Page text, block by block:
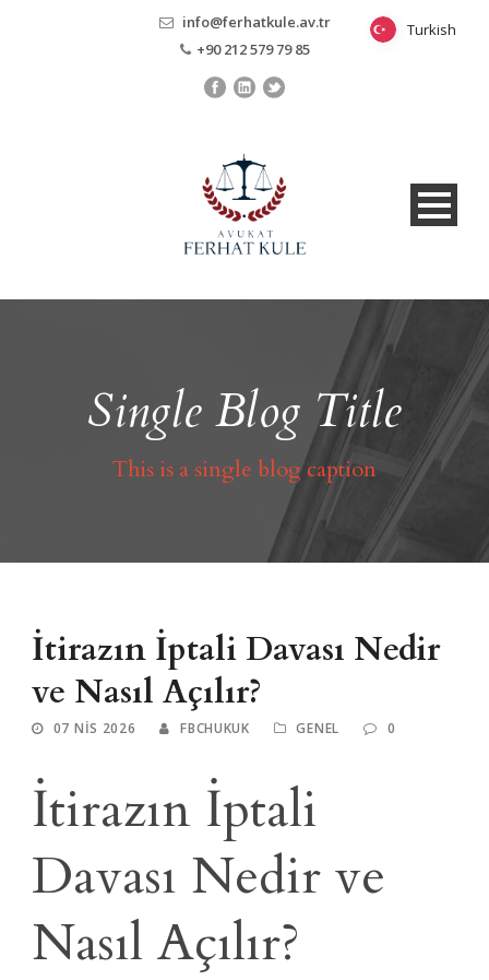
info@ferhatkule.av.tr
+90 212 579 79 85
Single Blog Title
This is a single blog caption
İtirazın İptali Davası Nedir
ve Nasıl Açılır?
07 NIS 2026 FBCHUKUK GENEL 0
İtirazın İptali
Davası Nedir ve
Nasıl Açılır?
Turkish
Turkish